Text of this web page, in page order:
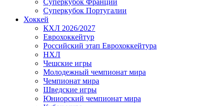
Суперкубок Португалии
Хоккей
КХЛ 2026/2027
Еврохоккейтур
Российский этап Еврохоккейтура
НХЛ
Чешские игры
Молодежный чемпионат мира
Чемпионат мира
Шведские игры
Юниорский чемпионат мира